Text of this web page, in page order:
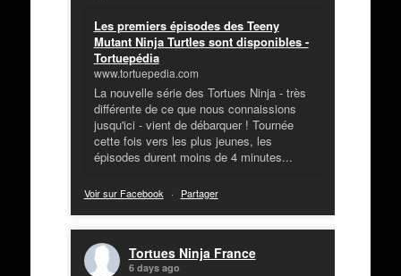
Les premiers épisodes des Teeny
Mutant Ninja Turtles sont disponibles -
Tortuepédia
www.tortuepedia.com
La nouvelle série des Tortues Ninja - très
différente de ce que nous connaissions
jusqu'ici - vient de débarquer ! Tournée
cette fois vers les plus jeunes, les
épisodes durent moins de 4 minutes...
Voir sur Facebook · Partager
Tortues Ninja France
6 days ago